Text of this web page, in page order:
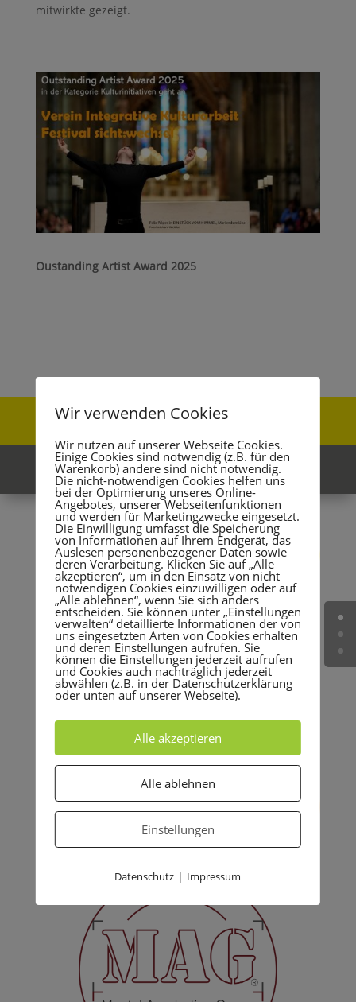
mitwirkte gezeigt.
Oustanding Artist Award 2025
Felix Röper – Ich bin Tänzer
Meine Unterstützer
Wir verwenden Cookies
Wir nutzen auf unserer Webseite Cookies.
Einige Cookies sind notwendig (z.B. für den
Warenkorb) andere sind nicht notwendig.
Die nicht-notwendigen Cookies helfen uns
bei der Optimierung unseres Online-
Angebotes, unserer Webseitenfunktionen
und werden für Marketingzwecke eingesetzt.
Die Einwilligung umfasst die Speicherung
von Informationen auf Ihrem Endgerät, das
Auslesen personenbezogener Daten sowie
deren Verarbeitung. Klicken Sie auf „Alle
akzeptieren“, um in den Einsatz von nicht
notwendigen Cookies einzuwilligen oder auf
„Alle ablehnen“, wenn Sie sich anders
entscheiden. Sie können unter „Einstellungen
verwalten“ detaillierte Informationen der von
uns eingesetzten Arten von Cookies erhalten
und deren Einstellungen aufrufen. Sie
können die Einstellungen jederzeit aufrufen
und Cookies auch nachträglich jederzeit
abwählen (z.B. in der Datenschutzerklärung
oder unten auf unserer Webseite).
Alle akzeptieren
Alle ablehnen
Einstellungen
Datenschutz | Impressum